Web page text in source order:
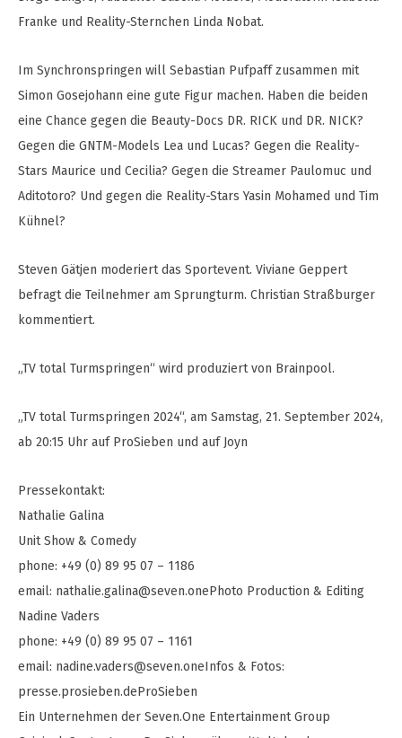
Franke und Reality-Sternchen Linda Nobat.
Im Synchronspringen will Sebastian Pufpaff zusammen mit
Simon Gosejohann eine gute Figur machen. Haben die beiden
eine Chance gegen die Beauty-Docs DR. RICK und DR. NICK?
Gegen die GNTM-Models Lea und Lucas? Gegen die Reality-
Stars Maurice und Cecilia? Gegen die Streamer Paulomuc und
Aditotoro? Und gegen die Reality-Stars Yasin Mohamed und Tim
Kühnel?
Steven Gätjen moderiert das Sportevent. Viviane Geppert
befragt die Teilnehmer am Sprungturm. Christian Straßburger
kommentiert.
„TV total Turmspringen“ wird produziert von Brainpool.
„TV total Turmspringen 2024“, am Samstag, 21. September 2024,
ab 20:15 Uhr auf ProSieben und auf Joyn
Pressekontakt:
Nathalie Galina
Unit Show & Comedy
phone: +49 (0) 89 95 07 – 1186
email: nathalie.galina@seven.onePhoto Production & Editing
Nadine Vaders
phone: +49 (0) 89 95 07 – 1161
email: nadine.vaders@seven.oneInfos & Fotos:
presse.prosieben.deProSieben
Ein Unternehmen der Seven.One Entertainment Group